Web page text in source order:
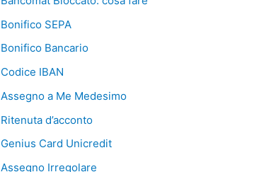
Bonifico SEPA
Bonifico Bancario
Codice IBAN
Assegno a Me Medesimo
Ritenuta d’acconto
Genius Card Unicredit
Assegno Irregolare